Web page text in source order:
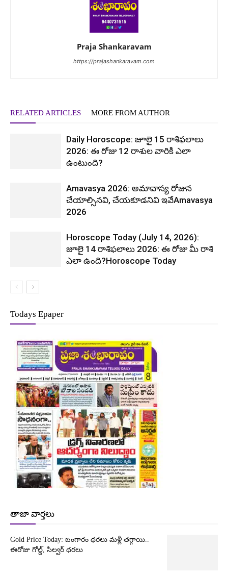
Praja Shankaravam
https://prajashankaravam.com
RELATED ARTICLES MORE FROM AUTHOR
Daily Horoscope: జూలై 15 రాశిఫలాలు
2026: ఈ రోజు 12 రాశుల వారికి ఎలా
ఉంటుంది?
Amavasya 2026: అమావాస్య రోజున
చేయాల్సినవి, చేయకూడనివి ఇవేAmavasya
2026
Horoscope Today (July 14, 2026):
జూలై 14 రాశిఫలాలు 2026: ఈ రోజు మీ రాశి
ఎలా ఉంది?Horoscope Today
Todays Epaper
తాజా వార్తలు
Gold Price Today: బంగారం ధరలు మళ్లీ తగ్గాయి..
ఈరోజు గోల్డ్, సిల్వర్ ధరలు